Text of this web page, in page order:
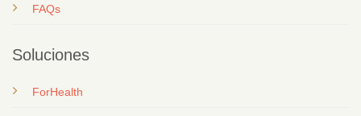
FAQs
Soluciones
ForHealth